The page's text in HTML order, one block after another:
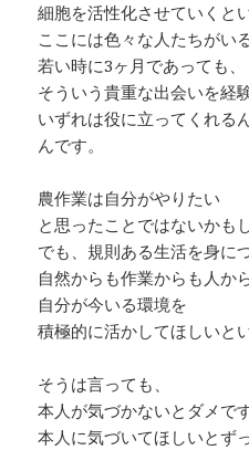
細胞を活性化させていくと
ここには色々な人たちがい
若い時に3ヶ月であっても、
そういう貴重な出会いを経
いずれは役に立ってくれる
んです。
農作業は自分がやりたい
と思ったことではないかも
でも、規則ある生活を身に
自然からも作業からも人か
自分が今いる環境を
積極的に活かしてほしいと
そうは言っても、
本人が気づかないとダメで
本人に気づいてほしいとず